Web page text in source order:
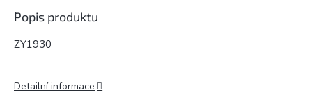
Popis produktu
ZY1930
Detailní informace